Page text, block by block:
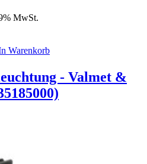
MwSt.
Warenkorb
- Valmet &